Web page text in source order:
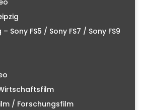
Sony FS5 / Sony FS7 / Sony FS9
/ Forschungsfilm